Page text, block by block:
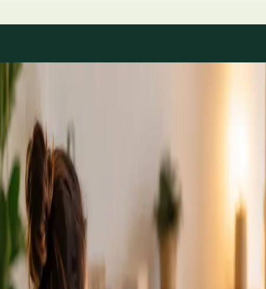
Áreas de especialidad
Consultas con especialistas
disponibles
Los perfiles se actualizan a medida que el equipo crece.
2
Specialist
Cardiología Especialista
From